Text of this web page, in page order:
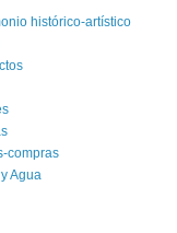
histórico-artístico
compras
Agua